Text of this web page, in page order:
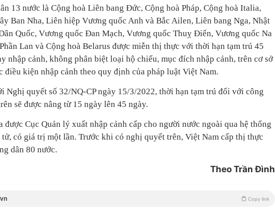
13 nước là Cộng hoà Liên bang Đức, Cộng hoà Pháp, Cộng hoà Italia,
Ban Nha, Liên hiệp Vương quốc Anh và Bắc Ailen, Liên bang Nga, Nhật
Quốc, Vương quốc Đan Mạch, Vương quốc Thuỵ Điển, Vương quốc Na
Lan và Cộng hoà Belarus được miễn thị thực với thời hạn tạm trú 45
nhập cảnh, không phân biệt loại hộ chiếu, mục đích nhập cảnh, trên cơ sở
điều kiện nhập cảnh theo quy định của pháp luật Việt Nam.
Nghị quyết số 32/NQ-CP ngày 15/3/2022, thời hạn tạm trú đối với công
sẽ được nâng từ 15 ngày lên 45 ngày.
được Cục Quản lý xuất nhập cảnh cấp cho người nước ngoài qua hệ thống
có giá trị một lần. Trước khi có nghị quyết trên, Việt Nam cấp thị thực
dân 80 nước.
Theo Trần Đình
Copy link